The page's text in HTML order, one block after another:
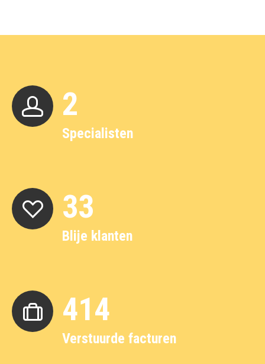
2
Specialisten
34
Blije klanten
417
Verstuurde facturen